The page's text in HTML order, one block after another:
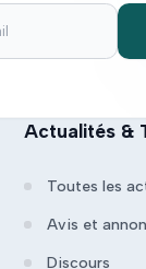
Actualités &
Toutes les
Avis et
Discours